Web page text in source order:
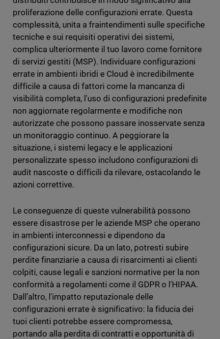
proliferazione delle configurazioni errate. Questa
complessità, unita a fraintendimenti sulle specifiche
tecniche e sui requisiti operativi dei sistemi,
complica ulteriormente il tuo lavoro come fornitore
di servizi gestiti (MSP). Individuare configurazioni
errate in ambienti ibridi e Cloud è incredibilmente
difficile a causa di fattori come la mancanza di
visibilità completa, l'uso di configurazioni predefinite
non aggiornate regolarmente e modifiche non
autorizzate che possono passare inosservate senza
un monitoraggio continuo. A peggiorare la
situazione, i sistemi legacy e le applicazioni
personalizzate spesso includono configurazioni di
audit nascoste o difficili da rilevare, ostacolando le
azioni correttive.
Le conseguenze di queste vulnerabilità possono
essere disastrose per le aziende MSP che operano
in ambienti interconnessi e dipendono da
configurazioni sicure. Da un lato, potresti subire
perdite finanziarie a causa di risarcimenti ai clienti
colpiti, cause legali e sanzioni normative per la non
conformità a regolamenti come il GDPR o l'HIPAA.
Dall’altro, l'impatto reputazionale delle
configurazioni errate è significativo: la fiducia dei
tuoi clienti potrebbe essere compromessa,
portando alla perdita di contratti e opportunità di